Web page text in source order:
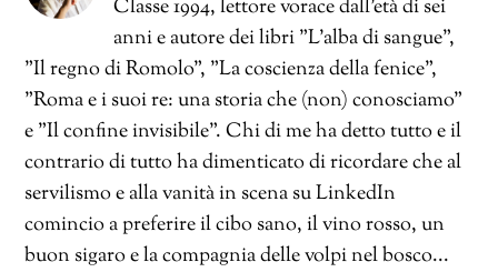
Classe 1994, lettore vorace dall'età di sei
anni e autore dei libri "L'alba di sangue",
"Il regno di Romolo", "La coscienza della fenice",
"Roma e i suoi re: una storia che (non) conosciamo"
e "Il confine invisibile". Chi di me ha detto tutto e il
contrario di tutto ha dimenticato di ricordare che al
servilismo e alla vanità in scena su LinkedIn
comincio a preferire il cibo sano, il vino rosso, un
buon sigaro e la compagnia delle volpi nel bosco...